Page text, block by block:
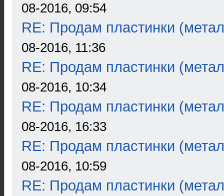
08-2016, 09:54
RE: Продам пластинки
08-2016, 11:36
RE: Продам пластинки
08-2016, 10:34
RE: Продам пластинки
08-2016, 16:33
RE: Продам пластинки
08-2016, 10:59
RE: Продам пластинки